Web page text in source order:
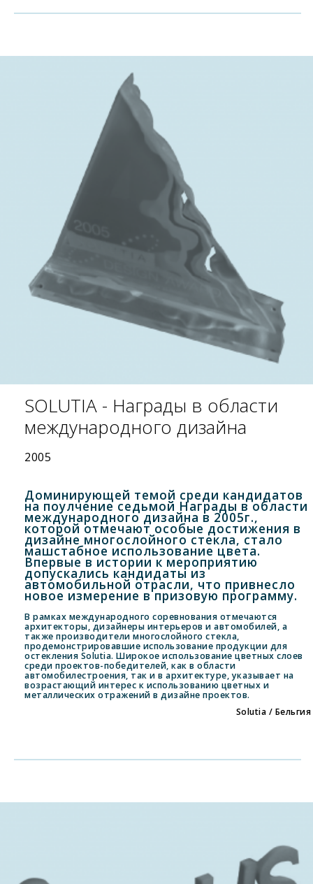
SOLUTIA - Награды в области
международного дизайна
2005
Доминирующей темой среди кандидатов
на поулчение седьмой Награды в области
международного дизайна в 2005г.,
которой отмечают особые достижения в
дизайне многослойного стекла, стало
машстабное использование цвета.
Впервые в истории к мероприятию
допускались кандидаты из
автомобильной отрасли, что привнесло
новое измерение в призовую программу.
В рамках международного соревнования отмечаются
архитекторы, дизайнеры интерьеров и автомобилей, а
также производители многослойного стекла,
продемонстрировавшие использование продукции для
остекления Solutia. Широкое использование цветных слоев
среди проектов-победителей, как в области
автомобилестроения, так и в архитектуре, указывает на
возрастающий интерес к использованию цветных и
металлических отражений в дизайне проектов.
Solutia / Бельгия